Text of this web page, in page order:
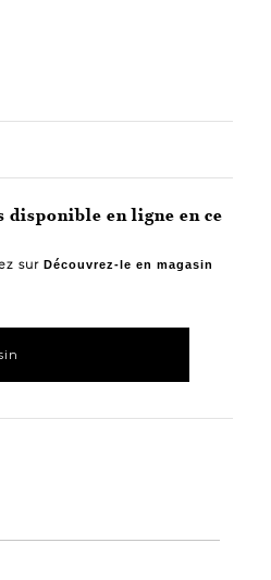
disponible en ligne en ce
sur Découvrez-le en magasin